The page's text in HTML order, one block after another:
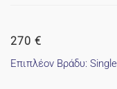
270 €
Επιπλέον Βράδυ: